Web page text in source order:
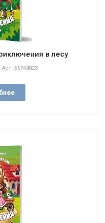
в лесу
Арт. 65743823